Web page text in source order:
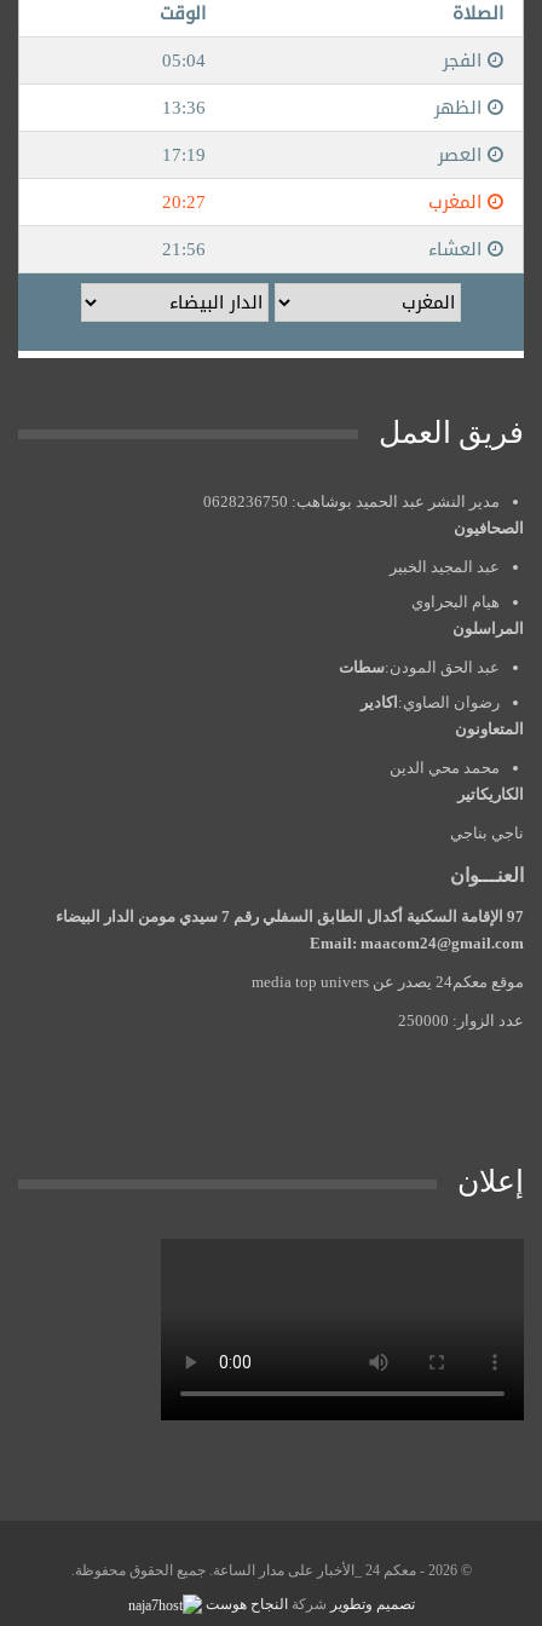
فريق العمل
مدير النشر عبد الحميد بوشاهب: 0628236750
الصحافيون
عبد المجيد الخبير
هيام البحراوي
المراسلون
عبد الحق المودن:سطات
رضوان الصاوي: اكادير
المتعاونون
محمد محي الدين
الكاريكاتير
ناجي بناجي
العنـــوان
97 الإقامة السكنية أكدال الطابق السفلي رقم 7 سيدي مومن الدار البيضاء
Email: maacom24@gmail.com
موقع معكم24 يصدر عن media top univers
عدد الزوار: 250000
إعلان
© 2026 - معكم 24 _الأخبار على مدار الساعة. جميع الحقوق محفوظة.
تصميم وتطوير شركةالنجاح هوست